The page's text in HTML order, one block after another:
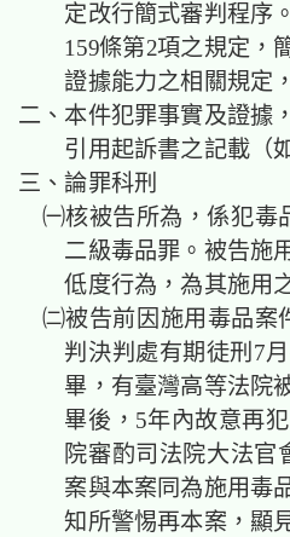
定改行簡式審判程序
159條第2項之規定，
證據能力之相關規定
二、本件犯罪事實及證據
引用起訴書之記載（
三、論罪科刑
㈠核被告所為，係犯毒
二級毒品罪。被告施
低度行為，為其施用
㈡被告前因施用毒品案
判決判處有期徒刑7
畢，有臺灣高等法院
畢後，5年內故意再
院審酌司法院大法官
案與本案同為施用毒
知所警惕再本案，顯